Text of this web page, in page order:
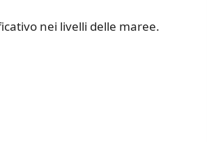
nei livelli delle maree.